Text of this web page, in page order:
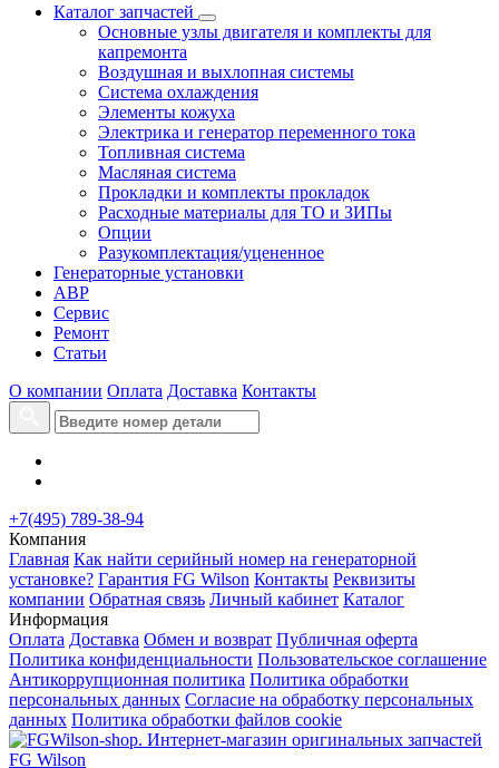
Каталог запчастей
Основные узлы двигателя и комплекты для
капремонта
Воздушная и выхлопная системы
Система охлаждения
Элементы кожуха
Электрика и генератор переменного тока
Топливная система
Масляная система
Прокладки и комплекты прокладок
Расходные материалы для ТО и ЗИПы
Опции
Разукомплектация/уцененное
Генераторные установки
АВР
Сервис
Ремонт
Статьи
О компании Оплата Доставка Контакты
+7(495) 789-38-94
Компания
Главная Как найти серийный номер на генераторной
установке? Гарантия FG Wilson Контакты Реквизиты
компании Обратная связь Личный кабинет Каталог
Информация
Оплата Доставка Обмен и возврат Публичная оферта
Политика конфиденциальности Пользовательское соглашение
Антикоррупционная политика Политика обработки
персональных данных Согласие на обработку персональных
данных Политика обработки файлов cookie